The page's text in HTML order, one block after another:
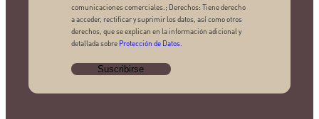
comunicaciones comerciales.; Derechos: Tiene derecho
a acceder, rectificar y suprimir los datos, así como otros
derechos, que se explican en la información adicional y
detallada sobre Protección de Datos.